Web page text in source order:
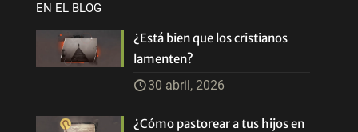
EN EL BLOG
¿Está bien que los cristianos
lamenten?
30 abril, 2026
¿Cómo pastorear a tus hijos en